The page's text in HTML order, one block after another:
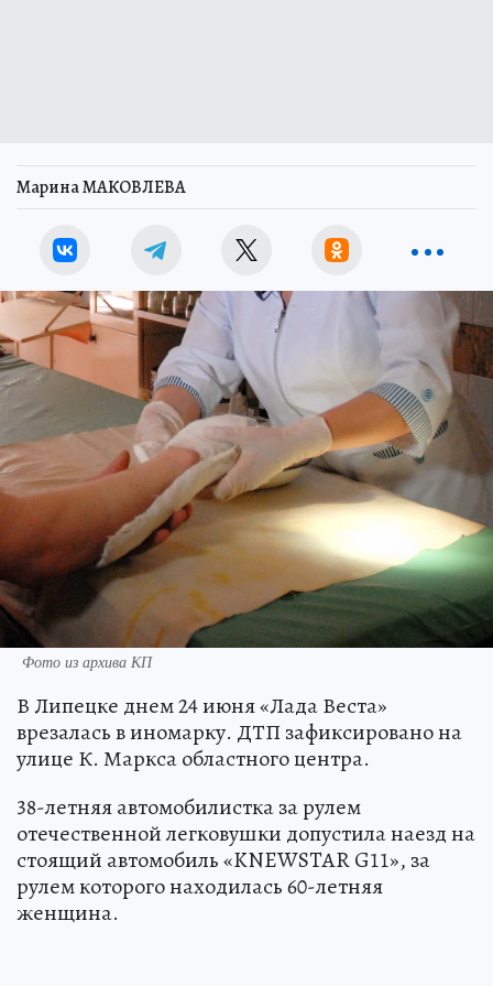
Марина МАКОВЛЕВА
Фото из архива КП
В Липецке днем 24 июня «Лада Веста»
врезалась в иномарку. ДТП зафиксировано на
улице К. Маркса областного центра.
38-летняя автомобилистка за рулем
отечественной легковушки допустила наезд на
стоящий автомобиль «KNEWSTAR G11», за
рулем которого находилась 60-летняя
женщина.